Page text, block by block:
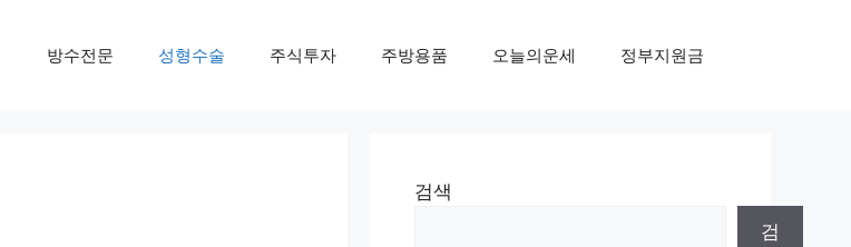
방수전문 성형수술 주식투자 주방용품 오늘의운세 정부지원금
검색
검